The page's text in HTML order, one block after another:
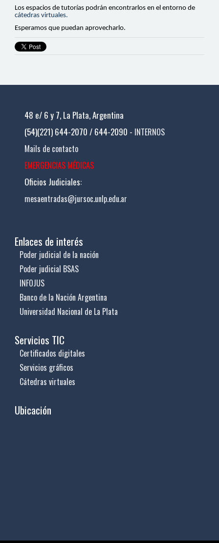
Los espacios de tutorías podrán encontrarlos en el entorno de
cátedras virtuales.
Esperamos que puedan aprovecharlo.
48 e/ 6 y 7, La Plata, Argentina
(54)(221) 644-2070 / 644-2090 - INTERNOS
Mails de contacto
EMERGENCIAS MÉDICAS
Oficios Judiciales:
mesaentradas@jursoc.unlp.edu.ar
Enlaces de interés
Poder judicial de la nación
Poder judicial BSAS
INFOJUS
Banco de la Nación Argentina
Universidad Nacional de La Plata
Servicios TIC
Certificados digitales
Servicios gráficos
Cátedras virtuales
Ubicación